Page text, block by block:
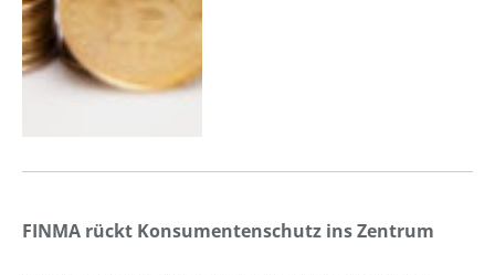
FINMA rückt Konsumentenschutz ins Zentrum